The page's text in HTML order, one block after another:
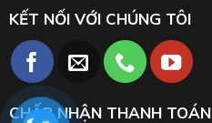
KẾT NỐI VỚI CHÚNG TÔI
CHẤP NHẬN THANH TOÁN